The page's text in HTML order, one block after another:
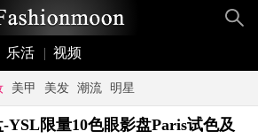
乐活 | 视频
美甲 美发 潮流 明星
YSL限量10色眼影盘Paris试色及